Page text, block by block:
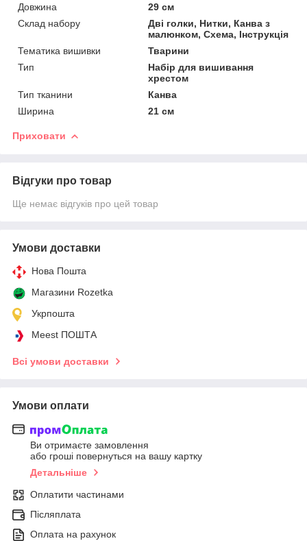
Довжина
29 см
Склад набору
Дві голки, Нитки, Канва з
малюнком, Схема, Інструкція
Тематика вишивки
Тварини
Тип
Набір для вишивання
хрестом
Тип тканини
Канва
Ширина
21 см
Приховати
Відгуки про товар
Ще немає відгуків про цей товар
Умови доставки
Нова Пошта
Магазини Rozetka
Укрпошта
Meest ПОШТА
Всі умови доставки
Умови оплати
Ви отримаєте замовлення
або гроші повернуться на вашу картку
Детальніше
Оплатити частинами
Післяплата
Оплата на рахунок